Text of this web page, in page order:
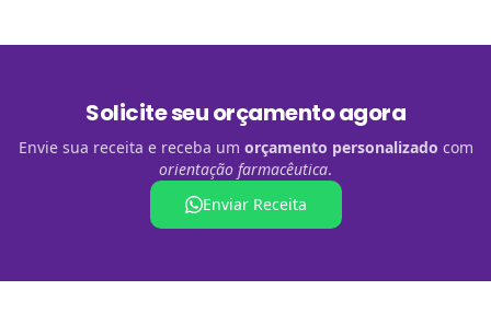
Solicite seu orçamento agora
Envie sua receita e receba um orçamento personalizado com
orientação farmacêutica.
Enviar Receita